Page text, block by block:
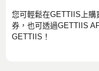
您可輕鬆在GETTIIS上購
券，也可透過GETTIIS
GETTIIS！